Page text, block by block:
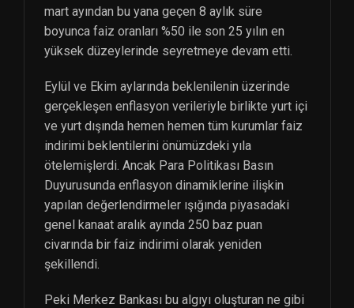
mart ayından bu yana geçen 8 aylık süre
boyunca faiz oranları %50 ile son 25 yılın en
yüksek düzeylerinde seyretmeye devam etti.
Eylül ve Ekim aylarında beklenilenin üzerinde
gerçekleşen enflasyon verileriyle birlikte yurt içi
ve yurt dışında hemen hemen tüm kurumlar faiz
indirimi beklentilerini önümüzdeki yıla
ötelemişlerdi. Ancak Para Politikası Basın
Duyurusunda enflasyon dinamiklerine ilişkin
yapılan değerlendirmeler ışığında piyasadaki
genel kanaat aralık ayında 250 baz puan
civarında bir faiz indirimi olarak yeniden
şekillendi.
Peki Merkez Bankası bu algıyı oluşturan ne gibi